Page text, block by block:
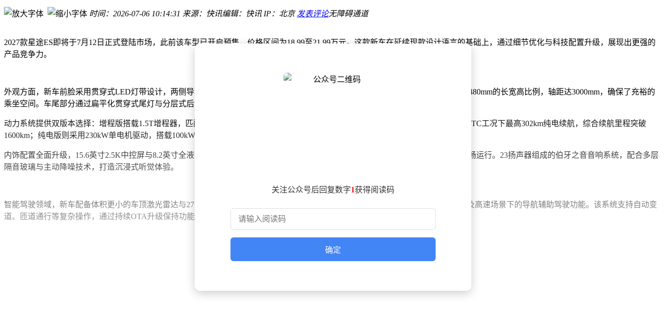
上海科普大讲坛：复旦团队《科学》成果首发 破译生命遗传调控新密码
IIHS权威认证！Waymo自动驾驶事故率比人类低68%
时间：2026-07-06 10:14:31 来源：快讯编辑：快讯 IP：北京 发表评论无障碍通道
2027款星途ES即将于7月12日正式登陆市场，此前该车型已开启预售，价格区间为18.99至21.99万元。这款新车在延续现款设计语言的基础上，通过细节优化与科技配置升级，展现出更强的
产品竞争力。
外观方面，新车前脸采用贯穿式LED灯带设计，两侧导流槽与可选装的ISD风语交互大灯形成独特视觉标识。车身尺寸保持4945/1978/1480mm的长宽高比例，轴距达3000mm，确保了充裕的
乘坐空间。车尾部分通过扁平化贯穿式尾灯与分层式后包围的组合，配合可选装的自动升降驭风电动扰流板，营造出强烈的运动气质。
动力系统提供双版本选择：增程版搭载1.5T增程器，匹配单电机（227kW）或双电机（345kW）驱动方案，配备41kWh电池组可实现CLTC工况下最高302km纯电续航，综合续航里程突破
1600km；纯电版则采用230kW单电机驱动，搭载100kWh电池组，CLTC续航里程达860km，满足长途出行需求。
内饰配置全面升级，15.6英寸2.5K中控屏与8.2英寸全液晶仪表构成数字化座舱核心，搭载高通骁龙8295P芯片的车机系统支持多任务流畅运行。23扬声器组成的伯牙之音音响系统，配合多层
隔音玻璃与主动降噪技术，打造沉浸式听觉体验。
智能驾驶领域，新车配备体积更小的车顶激光雷达与27个高精度传感器，搭载猎鹰700驾驶辅助系统与英伟达Orin-Y芯片，可实现城市及高速场景下的导航辅助驾驶功能。该系统支持自动变
道、匝道通行等复杂操作，通过持续OTA升级保持功能迭代能力。
关注公众号后回复数字1获得阅读码
确定